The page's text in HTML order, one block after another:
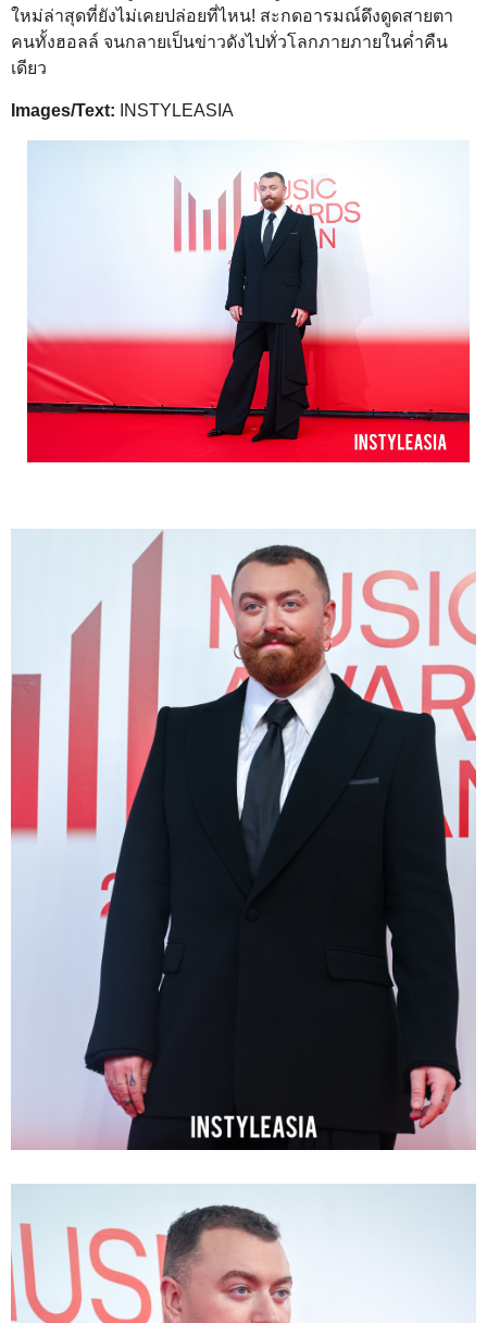
ใหม่ล่าสุดที่ยังไม่เคยปล่อยที่ไหน! สะกดอารมณ์ดึงดูดสายตา
คนทั้งฮอลล์ จนกลายเป็นข่าวดังไปทั่วโลกภายภายในค่ำคืน
เดียว
Images/Text: INSTYLEASIA